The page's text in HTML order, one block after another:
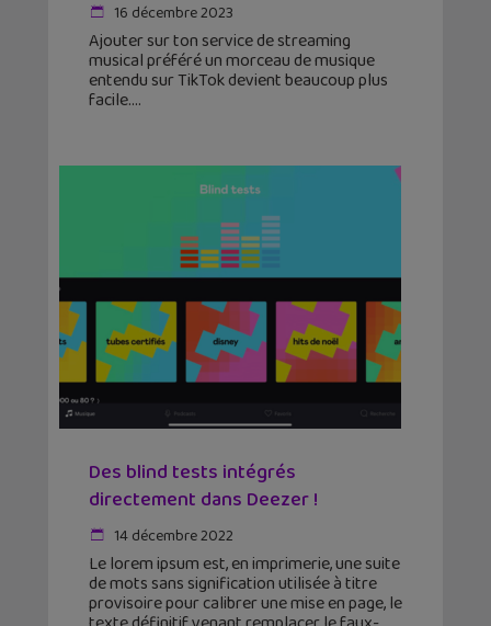
16 décembre 2023
Ajouter sur ton service de streaming
musical préféré un morceau de musique
entendu sur TikTok devient beaucoup plus
facile.
Des blind tests intégrés
directement dans Deezer !
14 décembre 2022
Le lorem ipsum est, en imprimerie, une suite
de mots sans signification utilisée à titre
provisoire pour calibrer une mise en page, le